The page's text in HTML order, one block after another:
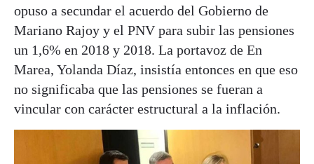
opuso a secundar el acuerdo del Gobierno de
Mariano Rajoy y el PNV para subir las pensiones
un 1,6% en 2018 y 2018. La portavoz de En
Marea, Yolanda Díaz, insistía entonces en que eso
no significaba que las pensiones se fueran a
vincular con carácter estructural a la inflación.